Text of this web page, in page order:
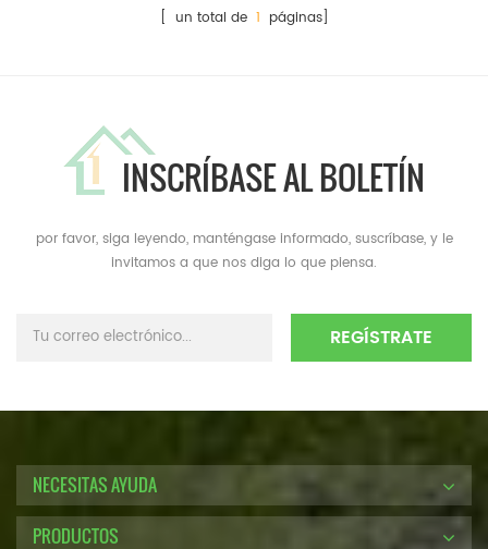
[ un total de 1 páginas]
INSCRÍBASE AL BOLETÍN
por favor, siga leyendo, manténgase informado, suscríbase, y le
invitamos a que nos diga lo que piensa.
NECESITAS AYUDA
PRODUCTOS